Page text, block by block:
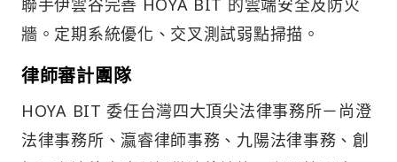
牆。定期系統優化、交叉測試弱點掃描。
律師審計團隊
HOYA BIT 委任台灣四大頂尖法律事務所－尚澄
法律事務所、瀛睿律師事務、九陽法律事務、創